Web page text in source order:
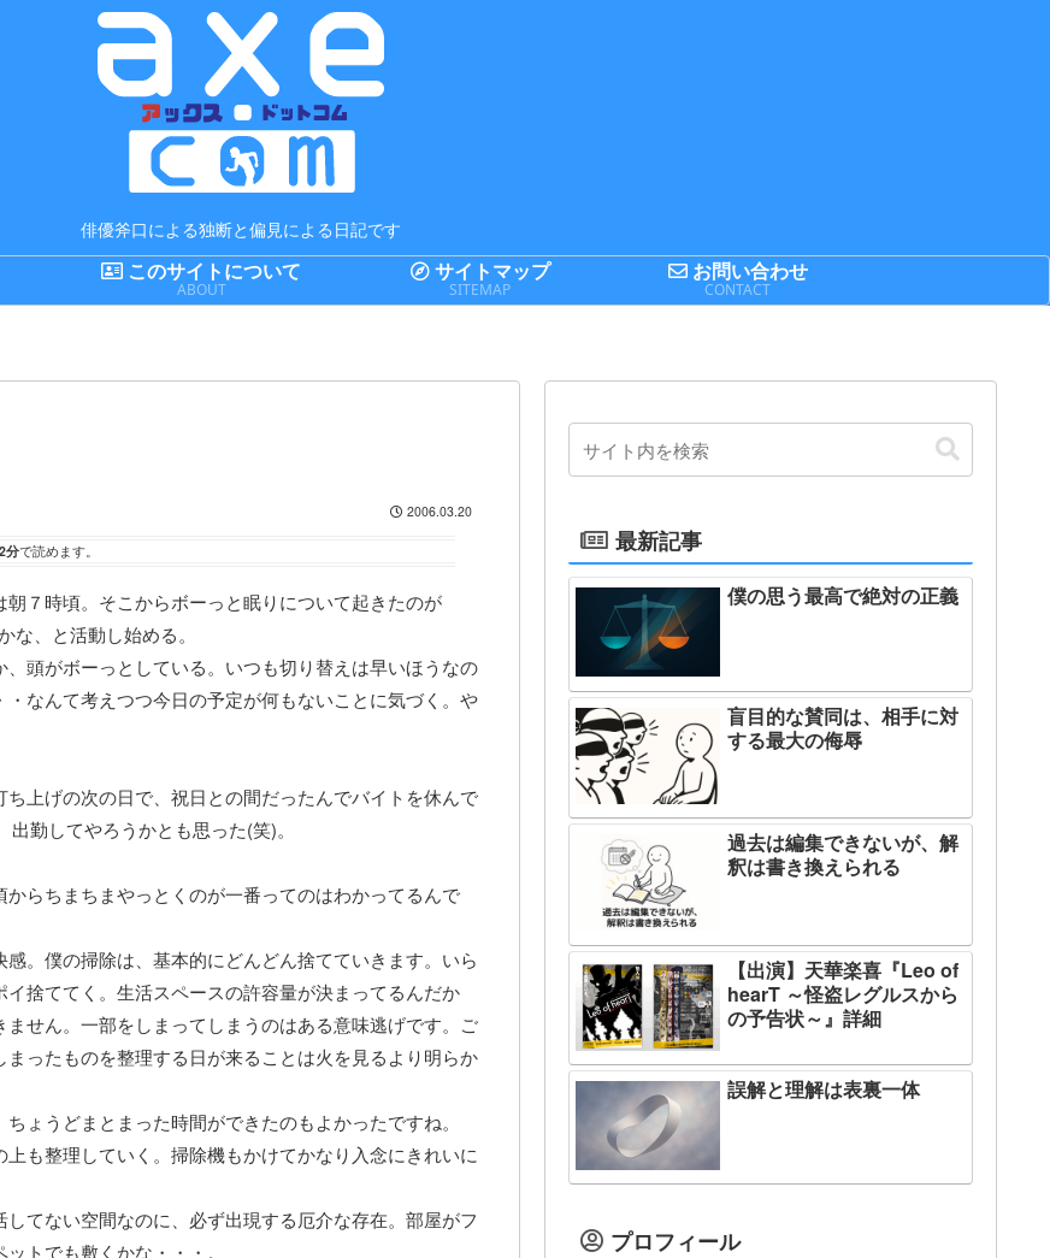
俳優斧口による独断と偏見による日記です
このサイトについて
ABOUT
サイトマップ
SITEMAP
お問い合わせ
CONTACT
2006.03.20
分で読めます。
７時頃。そこからボーっと眠りについて起きたのが
、と活動し始める。
頭がボーっとしている。いつも切り替えは早いほうなの
なんて考えつつ今日の予定が何もないことに気づく。や
上げの次の日で、祝日との間だったんでバイトを休んで
勤してやろうかとも思った(笑)。
らちまちまやっとくのが一番ってのはわかってるんで
。僕の掃除は、基本的にどんどん捨てていきます。いら
捨ててく。生活スペースの許容量が決まってるんだか
せん。一部をしまってしまうのはある意味逃げです。ご
ったものを整理する日が来ることは火を見るより明らか
ょうどまとまった時間ができたのもよかったですね。
も整理していく。掃除機もかけてかなり入念にきれいに
てない空間なのに、必ず出現する厄介な存在。部屋がフ
トでも敷くかな・・・。
最新記事
僕の思う最高で絶対の正義
盲目的な賛同は、相手に対
する最大の侮辱
過去は編集できないが、解
釈は書き換えられる
【出演】天華楽喜『Leo of
hearT ～怪盗レグルスから
の予告状～』詳細
誤解と理解は表裏一体
プロフィール